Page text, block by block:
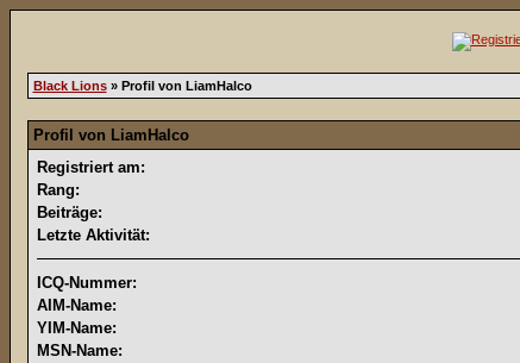
Black Lions» Profil von LiamHalco
Profil von LiamHalco
Registriert am:
Rang:
Beiträge:
Letzte Aktivität:
ICQ-Nummer:
AIM-Name:
YIM-Name:
MSN-Name: